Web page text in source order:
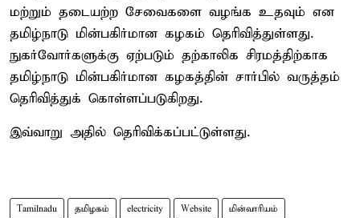
மற்றும் தடையற்ற சேவைகளை வழங்க உதவும் என
தமிழ்நாடு மின்பகிர்மான கழகம் தெரிவித்துள்ளது.
நுகர்வோர்களுக்கு ஏற்படும் தற்காலிக சிரமத்திற்காக
தமிழ்நாடு மின்பகிர்மான கழகத்தின் சார்பில் வருத்தம்
தெரிவித்துக் கொள்ளப்படுகிறது.
இவ்வாறு அதில் தெரிவிக்கப்பட்டுள்ளது.
Tamilnadu தமிழகம் electricity Website மின்வாரியம்